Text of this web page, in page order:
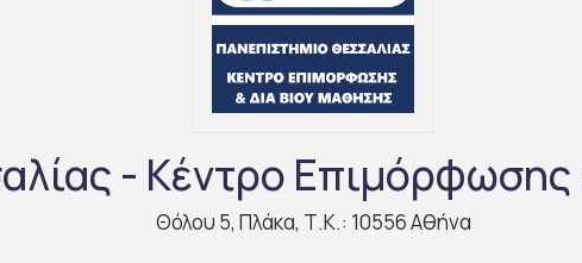
- Κέντρο
Θόλου 5, Πλάκα, Τ.Κ.: 10556 Αθήνα